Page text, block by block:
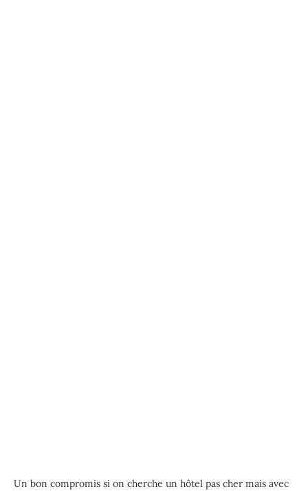
Un bon compromis si on cherche un hôtel pas cher mais avec